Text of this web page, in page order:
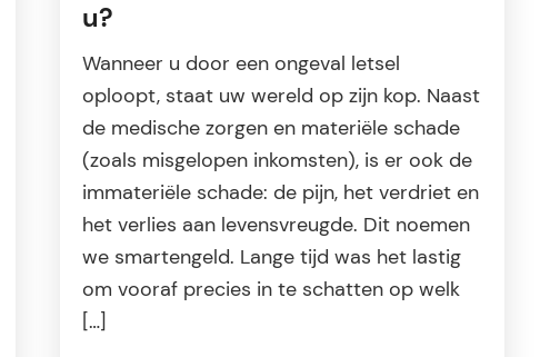
u?
Wanneer u door een ongeval letsel
oploopt, staat uw wereld op zijn kop. Naast
de medische zorgen en materiële schade
(zoals misgelopen inkomsten), is er ook de
immateriële schade: de pijn, het verdriet en
het verlies aan levensvreugde. Dit noemen
we smartengeld. Lange tijd was het lastig
om vooraf precies in te schatten op welk
[…]